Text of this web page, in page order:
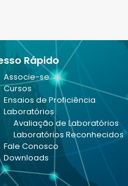
Rápido
Associe-se
Cursos
Ensaios de Proficiência
Laboratórios
Avaliação de Laboratórios
Laboratórios Reconhecidos
Fale Conosco
Downloads